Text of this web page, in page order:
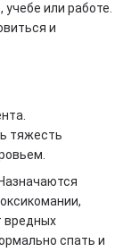
или работе.
и
тяжесть
вредных
спать и